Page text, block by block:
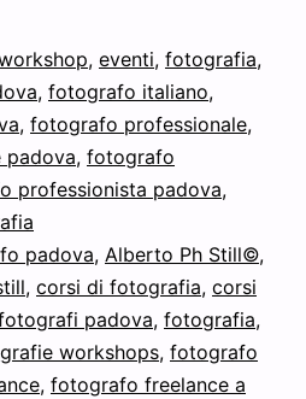
, eventi, fotografia,
, fotografo italiano,
, fotografo professionale,
, fotografo
professionista padova,
padova, Alberto Ph Still©,
, corsi di fotografia, corsi
padova, fotografia,
workshops, fotografo
, fotografo freelance a